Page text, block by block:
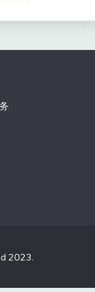
2023.